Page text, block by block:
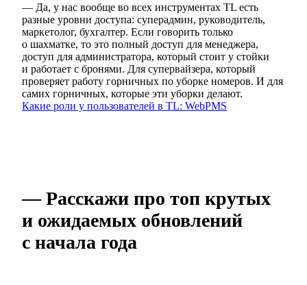
— Да, у нас вообще во всех инструментах TL есть
разные уровни доступа: суперадмин, руководитель,
маркетолог, бухгалтер. Если говорить только
о шахматке, то это полный доступ для менеджера,
доступ для администратора, который стоит у стойки
и работает с бронями. Для супервайзера, который
проверяет работу горничных по уборке номеров. И для
самих горничных, которые эти уборки делают.
Какие роли у пользователей в TL: WebPMS
— Расскажи про топ крутых
и ожидаемых обновлений
с начала года